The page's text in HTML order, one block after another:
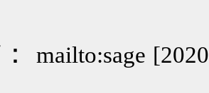
mailto:sage